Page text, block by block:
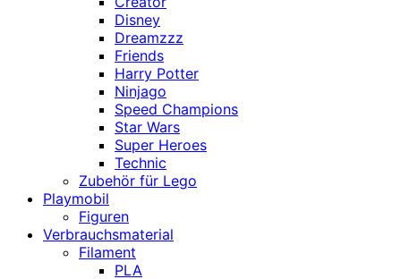
Disney
Dreamzzz
Friends
Harry Potter
Ninjago
Speed Champions
Star Wars
Super Heroes
Technic
Zubehör für Lego
Playmobil
Figuren
Verbrauchsmaterial
Filament
PLA